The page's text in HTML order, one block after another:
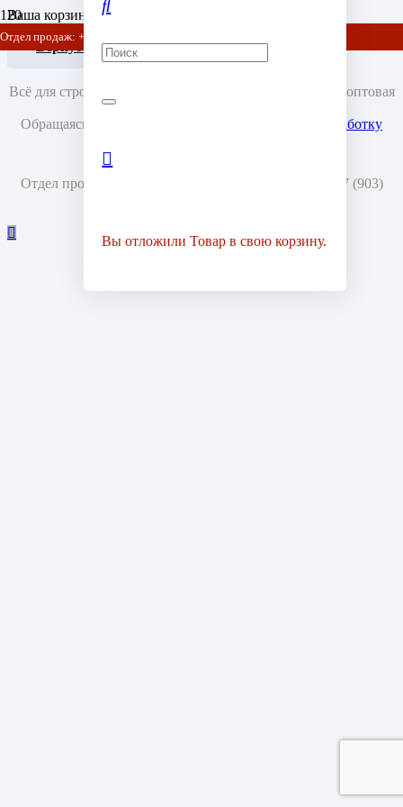
Отдел продаж: +7 (903) 778-01-07 / +7 (905) 752-77-20
Вы отложилиТовар в свою корзину.
Ваша корзина пока пуста.
Вернуться в магазин
Всё для стройки, ремонта и обустройства © Рознично-оптовая
база «Зимний Дом», 2008-2026.
Обращаясь в наш магазин, вы даете согласие на
обработку
Отдел продаж и консультаций: +7 (495) 971-57-20,
+7 (903)